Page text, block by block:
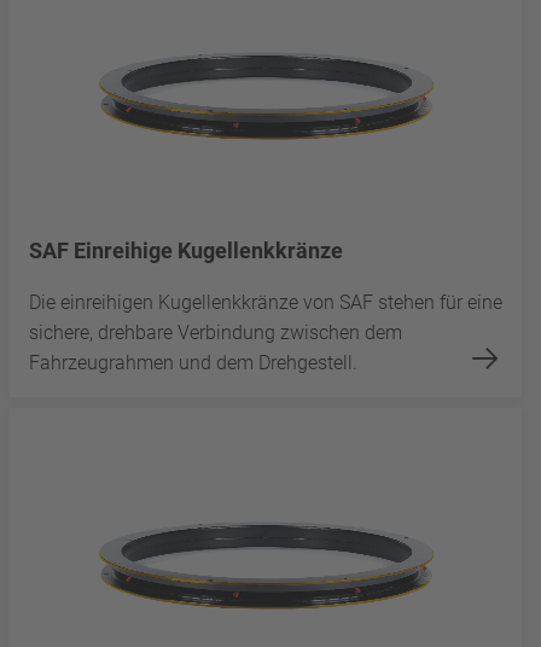
SAF Einreihige Kugellenkkränze
Die einreihigen Kugellenkkränze von SAF stehen für eine
sichere, drehbare Verbindung zwischen dem
Fahrzeugrahmen und dem Drehgestell.